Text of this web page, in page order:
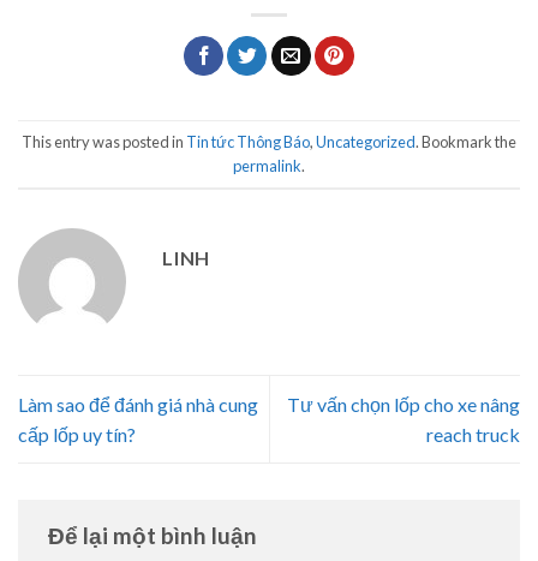
This entry was posted in Tin tức Thông Báo,Uncategorized. Bookmark the
permalink.
LINH
Làm sao để đánh giá nhà cung
cấp lốp uy tín?
Tư vấn chọn lốp cho xe nâng
reach truck
Để lại một bình luận